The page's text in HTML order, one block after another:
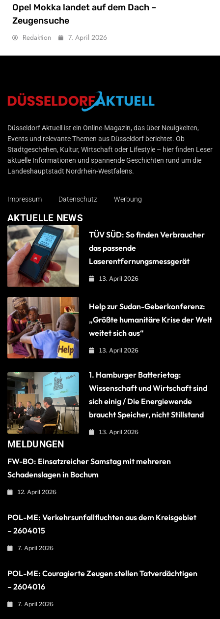
Opel Mokka landet auf dem Dach –
Zeugensuche
Redaktion 7. April 2026
Düsseldorf Aktuell
Düsseldorf Aktuell ist ein Online-Magazin, das über Neuigkeiten,
Events und relevante Themen aus Düsseldorf berichtet. Ob
Stadtgeschehen, Kultur, Wirtschaft oder Lifestyle – hier finden Leser
aktuelle Informationen und spannende Geschichten rund um die
Landeshauptstadt Nordrhein-Westfalens.
Impressum Datenschutz Werbung
AKTUELLE NEWS
TÜV SÜD: So finden Verbraucher
das passende
Laserentfernungsmessgerät
13. April 2026
Help zur Sudan-Geberkonferenz:
„Größte humanitäre Krise der Welt
weitet sich aus“
13. April 2026
1. Hamburger Batterietag:
Wissenschaft und Wirtschaft sind
sich einig / Die Energiewende
braucht Speicher, nicht Stillstand
13. April 2026
MELDUNGEN
FW-BO: Einsatzreicher Samstag mit mehreren
Schadenslagen in Bochum
12. April 2026
POL-ME: Verkehrsunfallfluchten aus dem Kreisgebiet
– 2604015
7. April 2026
POL-ME: Couragierte Zeugen stellen Tatverdächtigen
– 2604016
7. April 2026